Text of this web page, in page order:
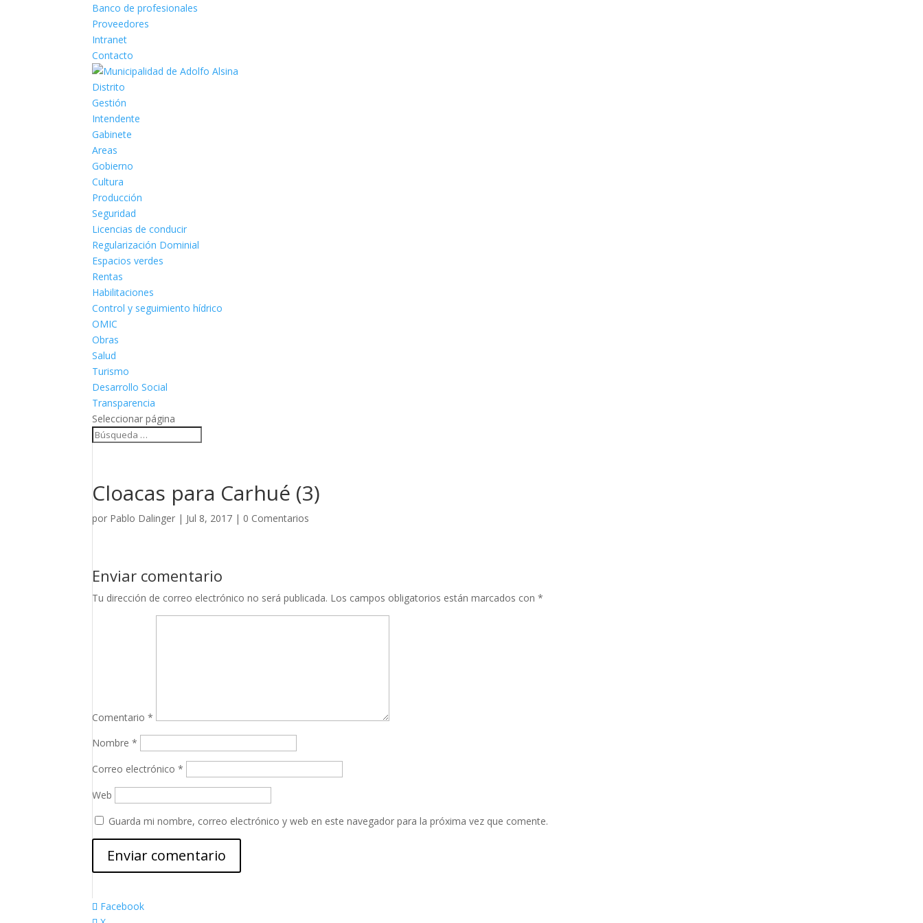
Banco de profesionales
Proveedores
Intranet
Contacto
Distrito
Gestión
Intendente
Gabinete
Areas
Gobierno
Cultura
Producción
Seguridad
Licencias de conducir
Regularización Dominial
Espacios verdes
Rentas
Habilitaciones
Control y seguimiento hídrico
OMIC
Obras
Salud
Turismo
Desarrollo Social
Transparencia
Seleccionar página
Cloacas para Carhué (3)
por Pablo Dalinger | Jul 8, 2017 | 0 Comentarios
Enviar comentario
Tu dirección de correo electrónico no será publicada. Los campos obligatorios están marcados con*
Comentario*
Nombre*
Correo electrónico*
Web
Guarda mi nombre, correo electrónico y web en este navegador para la próxima vez que comente.
Facebook